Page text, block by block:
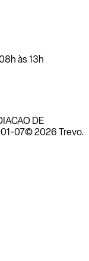
às 13h
DE
07© 2026 Trevo.